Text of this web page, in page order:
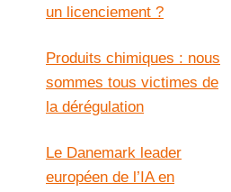
un licenciement ?
Produits chimiques : nous
sommes tous victimes de
la dérégulation
Le Danemark leader
européen de l’IA en